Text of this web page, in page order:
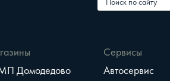
Домодедово
Сервисы
Автосервис